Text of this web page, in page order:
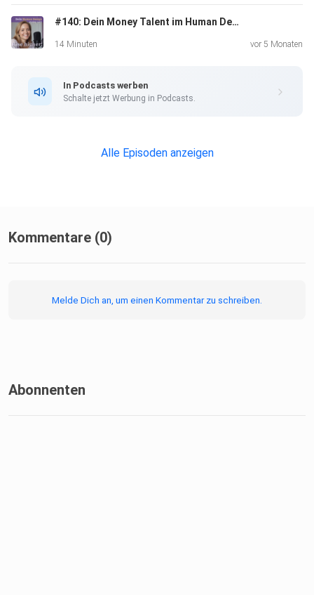
Eine Folge für alle, die Human Design neu kennenlernen
oder noch
geöffnet! Mehr Infos gibt´s hier:
Hole dir jetzt dein kostenfreies Beratungsgespräch:
#140: Dein Money Talent im Human Design - So findet Geld wie magisch zu dir!
14 Minuten vor 5 Monaten
In Podcasts werben
Schalte jetzt Werbung in Podcasts.
Alle Episoden anzeigen
Kommentare (0)
Melde Dich an, um einen Kommentar zu schreiben.
Abonnenten